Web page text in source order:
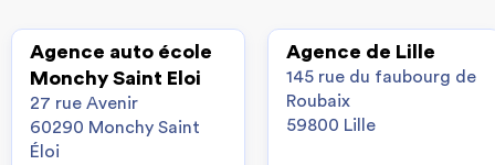
Agence auto école
Monchy Saint Eloi
27 rue Avenir
60290 Monchy Saint
Éloi
Agence de Lille
145 rue du faubourg de
Roubaix
59800 Lille